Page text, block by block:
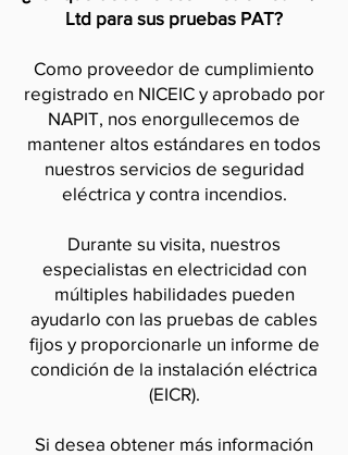
Ltd para sus pruebas PAT?
Como proveedor de cumplimiento
registrado en NICEIC y aprobado por
NAPIT, nos enorgullecemos de
mantener altos estándares en todos
nuestros servicios de seguridad
eléctrica y contra incendios.
Durante su visita, nuestros
especialistas en electricidad con
múltiples habilidades pueden
ayudarlo con las pruebas de cables
fijos y proporcionarle un informe de
condición de la instalación eléctrica
(EICR).
Si desea obtener más información